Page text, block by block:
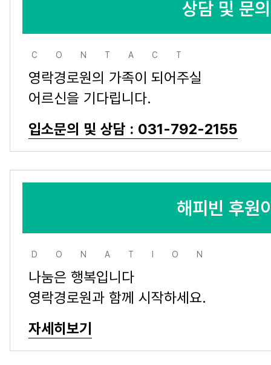
상담 및 문
CONTACT
영락경로원의 가족이 되어주실
어르신을 기다립니다.
입소문의 및 상담 : 031-792-2155
해피빈 후원
DONATION
나눔은 행복입니다
영락경로원과 함께 시작하세요.
자세히보기